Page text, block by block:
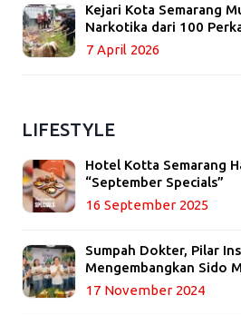
Kejari Kota Semarang
Narkotika dari 100
7 April 2026
LIFESTYLE
Hotel Kotta Semarang
“September Specials”
16 September 2025
Sumpah Dokter, Pilar
Mengembangkan Sido
17 November 2024